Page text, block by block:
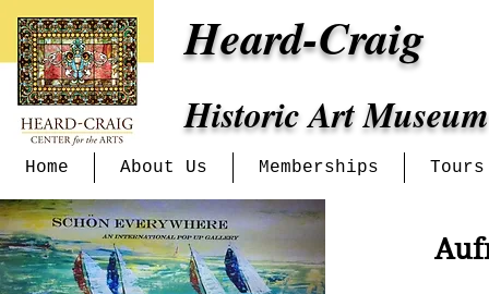
Heard-Craig
Historic Art
Home About Us Memberships Tours